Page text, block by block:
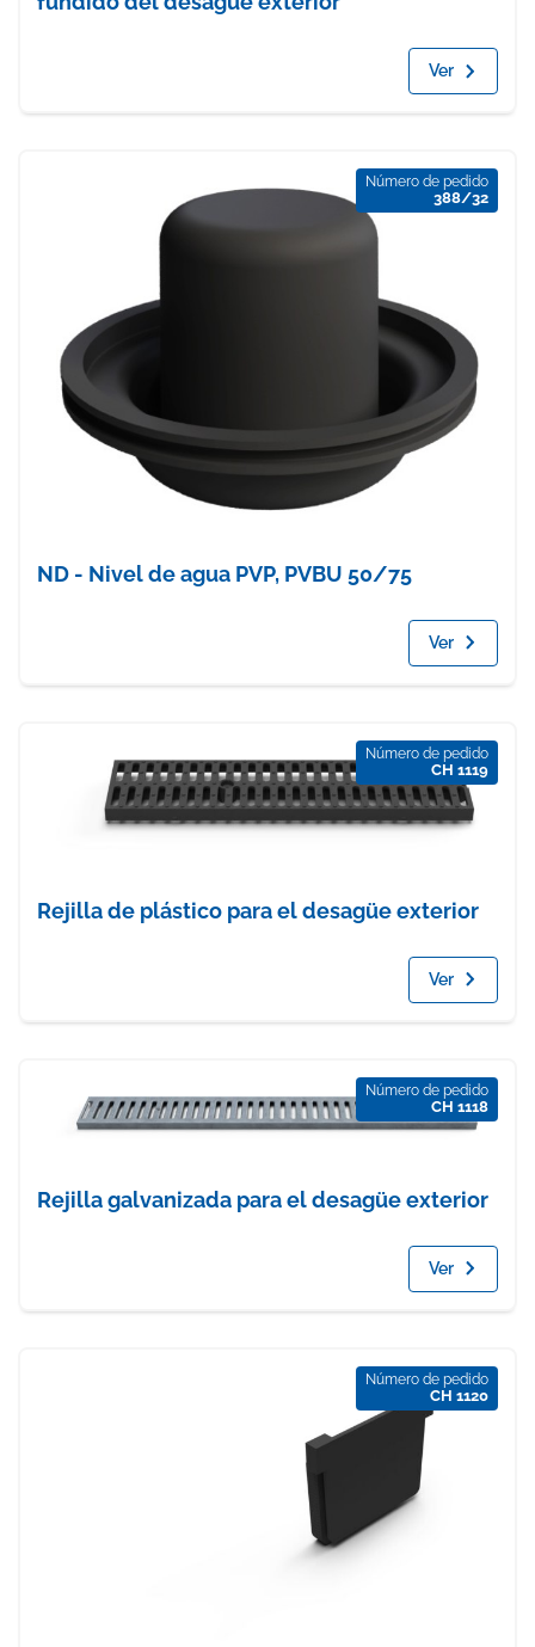
Ver
Número de pedido
388/32
ND - Nivel de agua PVP, PVBU 50/75
Ver
Número de pedido
CH 1119
Rejilla de plástico para el desagüe exterior
Ver
Número de pedido
CH 1118
Rejilla galvanizada para el desagüe exterior
Ver
Número de pedido
CH 1120